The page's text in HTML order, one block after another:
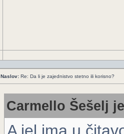
Naslov: Re: Da li je zajednistvo stetno ili korisno?
Carmello Šešelj